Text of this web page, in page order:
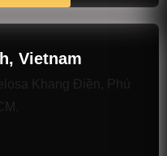
Vietnam
Khang Điền, Phú